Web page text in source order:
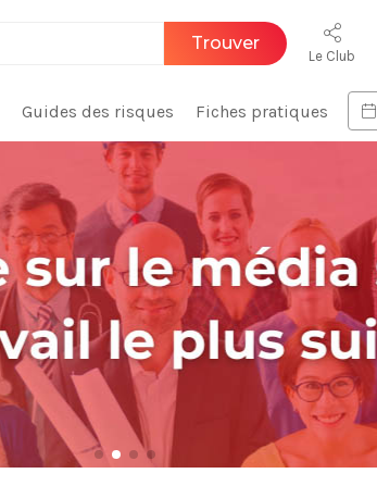
Trouver
Le Club
Guides des risques Fiches pratiques